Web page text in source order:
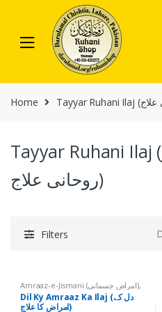
navigation
content
Home
Tayyar Ruhani Ilaj (تیار
روحانی علاج)
Filters
Amraaz-e-Jismani (امراض جسمانی),
Dil Ky Amraaz (دل کے امراض), Dil Ky Amraaz Ka Ilaj (دل کے
امراض کا علاج)